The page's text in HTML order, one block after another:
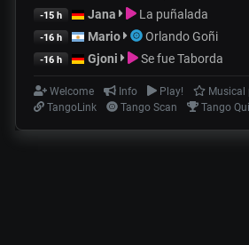
-15 h Jana La puñalada
-16 h Mario Orlando Goñi
-16 h Gjoni Se fue Taborda
Welcome Info Play!
Musical
TangoLink
Tango Scan Tango